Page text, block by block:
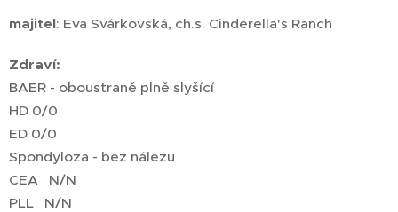
majitel: Eva Svárkovská, ch.s. Cinderella's Ranch
Zdraví:
BAER - oboustraně plně slyšící
HD 0/0
ED 0/0
Spondyloza - bez nálezu
CEA N/N
PLL N/N